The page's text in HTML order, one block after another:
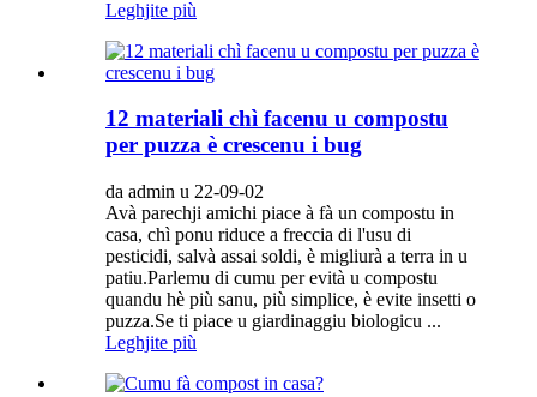
Leghjite più
12 materiali chì facenu u compostu
per puzza è crescenu i bug
da admin u 22-09-02
Avà parechji amichi piace à fà un compostu in
casa, chì ponu riduce a freccia di l'usu di
pesticidi, salvà assai soldi, è migliurà a terra in u
patiu.Parlemu di cumu per evità u compostu
quandu hè più sanu, più simplice, è evite insetti o
puzza.Se ti piace u giardinaggiu biologicu ...
Leghjite più